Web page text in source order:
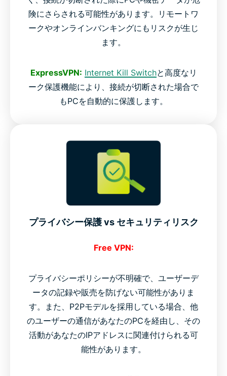
険にさらされる可能性があります。リモートワ
ークやオンラインバンキングにもリスクが生じ
ます。
ExpressVPN: Internet Kill Switchと高度なリ
ーク保護機能により、接続が切断された場合で
もPCを自動的に保護します。
プライバシー保護 vs セキュリティリスク
Free VPN:
プライバシーポリシーが不明確で、ユーザーデ
ータの記録や販売を防げない可能性がありま
す。また、P2Pモデルを採用している場合、他
のユーザーの通信があなたのPCを経由し、その
活動があなたのIPアドレスに関連付けられる可
能性があります。